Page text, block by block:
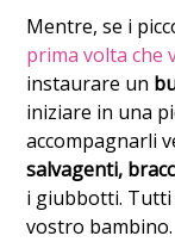
Mentre, se i
prima volta che
instaurare un
iniziare in una
accompagnarli
salvagenti,
i giubbotti. Tutti
vostro bambino.